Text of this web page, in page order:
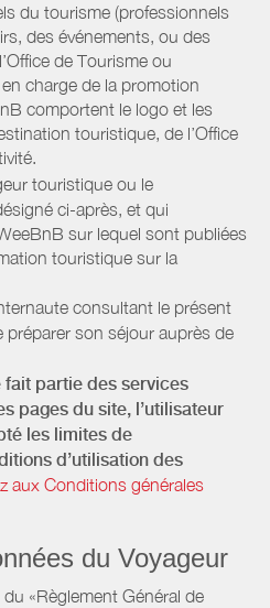
du tourisme (professionnels
des événements, ou des
de Tourisme ou
charge de la promotion
comportent le logo et les
touristique, de l’Office
touristique ou le
ci-après, et qui
sur lequel sont publiées
touristique sur la
consultant le présent
son séjour auprès de
partie des services
pages du site, l’utilisateur
les limites de
d’utilisation des
aux Conditions générales
du Voyageur
«Règlement Général de